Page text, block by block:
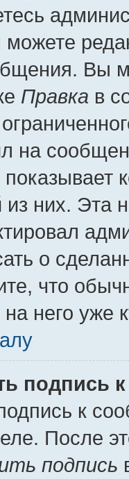
Вы
Правка в
на
них. Эта
о
что
него уже
подпись
к
После
подпись